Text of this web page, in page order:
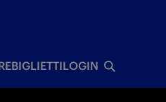
BIGLIETTILOGIN